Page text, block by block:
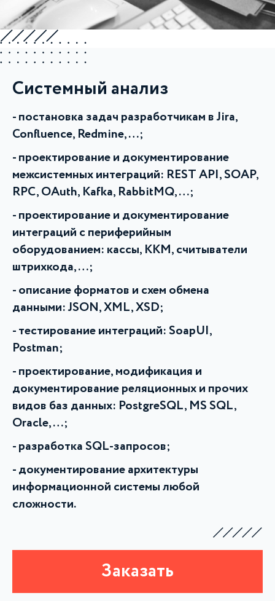
Системный анализ
постановка задач разработчикам в Jira,
Confluence, Redmine, …;
проектирование и документирование
межсистемных интеграций: REST API, SOAP,
RPC, OAuth, Kafka, RabbitMQ, …;
проектирование и документирование
интеграций с периферийным
оборудованием: кассы, ККМ, считыватели
штрихкода, …;
описание форматов и схем обмена
данными: JSON, XML, XSD;
тестирование интеграций: SoapUI,
Postman;
проектирование, модификация и
документирование реляционных и прочих
видов баз данных: PostgreSQL, MS SQL,
Oracle, …;
разработка SQL-запросов;
документирование архитектуры
информационной системы любой
сложности.
Заказать